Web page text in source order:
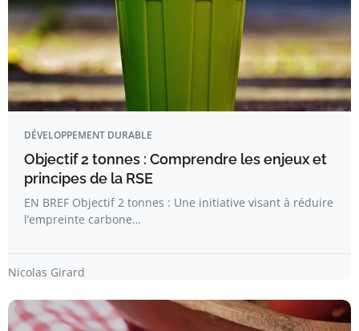
DÉVELOPPEMENT DURABLE
Objectif 2 tonnes : Comprendre les enjeux et
principes de la RSE
EN BREF Objectif 2 tonnes : Une initiative visant à réduire
l’empreinte carbone…
Nicolas Girard